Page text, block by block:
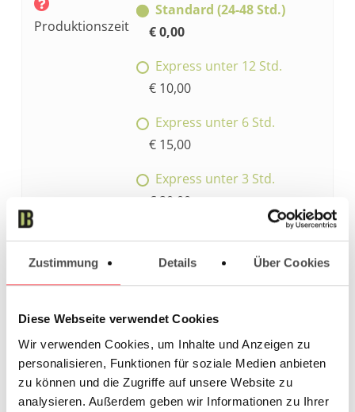
Zustimmung Details Über Cookies
Diese Webseite verwendet Cookies
Wir verwenden Cookies, um Inhalte und Anzeigen zu
personalisieren, Funktionen für soziale Medien anbieten
zu können und die Zugriffe auf unsere Website zu
analysieren. Außerdem geben wir Informationen zu Ihrer
Produktionszeit
Standard (24-48 Std.)
€ 0,00
Express unter 12 Std.
€ 10,00
Express unter 6 Std.
€ 15,00
Express unter 3 Std.
€ 20,00
Wochenende/Overnight
€ 25,00
Verpackung
einmalig pro Auftrag
€ 3,00